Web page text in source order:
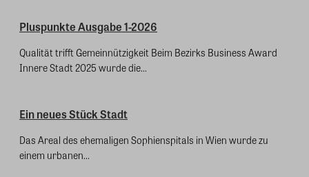
Pluspunkte Ausgabe 1-2026
Qualität trifft Gemeinnützigkeit Beim Bezirks Business Award
Innere Stadt 2025 wurde die...
Ein neues Stück Stadt
Das Areal des ehemaligen Sophienspitals in Wien wurde zu
einem urbanen...